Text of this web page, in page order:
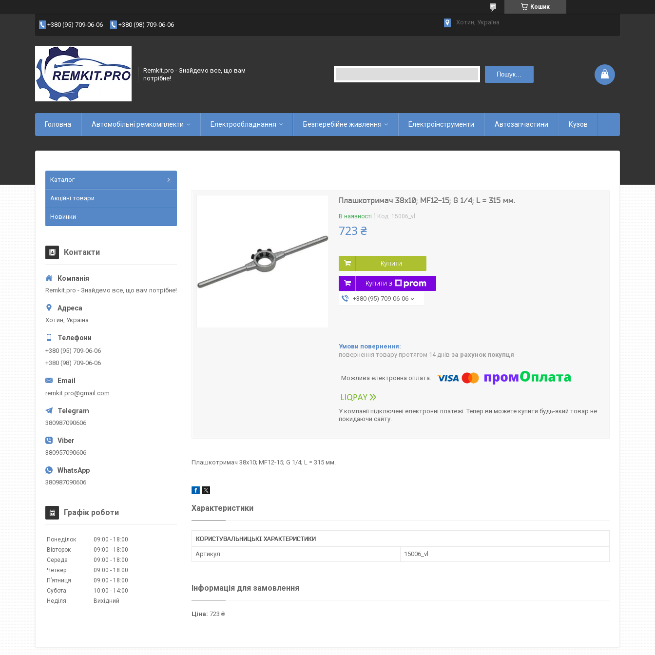
Кошик
+380 (95) 709-06-06 +380 (98) 709-06-06 Хотин, Україна
Remkit.pro - Знайдемо все, що вам
потрібне!
Пошук...
Головна Автомобільні ремкомплекти Електрообладнання Безперебійне живлення Електроінструменти Автозапчастини Кузов
Плашкотримач 38х10; МF12-15; G 1/4; L = 315 мм.
В наявності Код: 15006_vl
723 ₴
Купити
Купити з
+380 (95) 709-06-06
повернення товару протягом 14 днів за рахунок покупця
У компанії підключені електронні платежі. Тепер ви можете купити будь-який товар не
покидаючи сайту.
Плашкотримач 38х10; МF12-15; G 1/4; L = 315 мм.
Характеристики
КОРИСТУВАЛЬНИЦЬКІ ХАРАКТЕРИСТИКИ
Артикул 15006_vl
Інформація для замовлення
Ціна: 723 ₴
Каталог
Акційні товари
Новинки
Контакти
Remkit.pro - Знайдемо все, що вам потрібне!
Хотин, Україна
+380 (95) 709-06-06
+380 (98) 709-06-06
remkit.pro@gmail.com
380987090606
380957090606
380987090606
Графік роботи
Понеділок 09:00
18:00
Вівторок
09:00
18:00
Середа
09:00
18:00
Четвер
09:00
18:00
Пʼятниця
09:00
18:00
Субота
10:00
14:00
Неділя
Вихідний